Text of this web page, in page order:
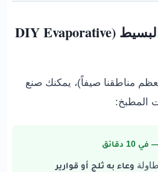
🧊 المبرّد البيئي البسيط (DIY Evaporative
مناطقنا صيفاً)، يمكنك صنع
المطبخ:
دقائق
وعاء به ثلج أو قوارير